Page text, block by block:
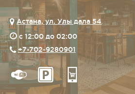
Астана, ул. Улы дала 54
c 12:00 до 02:00
+7-702-9280901